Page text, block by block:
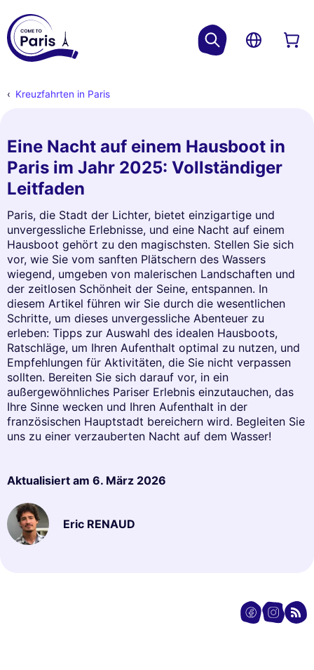
Kreuzfahrten in Paris
Eine Nacht auf einem Hausboot in
Paris im Jahr 2025: Vollständiger
Leitfaden
Paris, die Stadt der Lichter, bietet einzigartige und
unvergessliche Erlebnisse, und eine Nacht auf einem
Hausboot gehört zu den magischsten. Stellen Sie sich
vor, wie Sie vom sanften Plätschern des Wassers
wiegend, umgeben von malerischen Landschaften und
der zeitlosen Schönheit der Seine, entspannen. In
diesem Artikel führen wir Sie durch die wesentlichen
Schritte, um dieses unvergessliche Abenteuer zu
erleben: Tipps zur Auswahl des idealen Hausboots,
Ratschläge, um Ihren Aufenthalt optimal zu nutzen, und
Empfehlungen für Aktivitäten, die Sie nicht verpassen
sollten. Bereiten Sie sich darauf vor, in ein
außergewöhnliches Pariser Erlebnis einzutauchen, das
Ihre Sinne wecken und Ihren Aufenthalt in der
französischen Hauptstadt bereichern wird. Begleiten Sie
uns zu einer verzauberten Nacht auf dem Wasser!
Aktualisiert am 6. März 2026
Eric RENAUD